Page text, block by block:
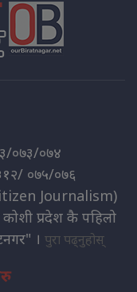
०७३/०७४
०७५/०७६
Journalism)
प्रदेश कै पहिलो
। पुरा पढ्नुहोस्